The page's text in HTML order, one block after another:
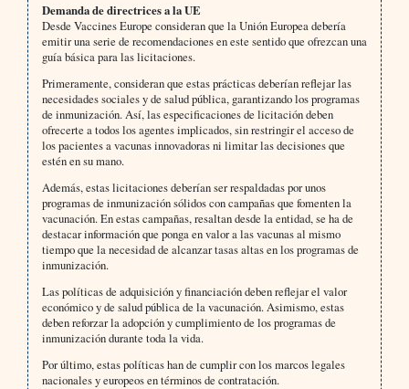
Demanda de directrices a la UE
Desde Vaccines Europe consideran que la Unión Europea debería
emitir una serie de recomendaciones en este sentido que ofrezcan una
guía básica para las licitaciones.
Primeramente, consideran que estas prácticas deberían reflejar las
necesidades sociales y de salud pública, garantizando los programas
de inmunización. Así, las especificaciones de licitación deben
ofrecerte a todos los agentes implicados, sin restringir el acceso de
los pacientes a vacunas innovadoras ni limitar las decisiones que
estén en su mano.
Además, estas licitaciones deberían ser respaldadas por unos
programas de inmunización sólidos con campañas que fomenten la
vacunación. En estas campañas, resaltan desde la entidad, se ha de
destacar información que ponga en valor a las vacunas al mismo
tiempo que la necesidad de alcanzar tasas altas en los programas de
inmunización.
Las políticas de adquisición y financiación deben reflejar el valor
económico y de salud pública de la vacunación. Asimismo, estas
deben reforzar la adopción y cumplimiento de los programas de
inmunización durante toda la vida.
Por último, estas políticas han de cumplir con los marcos legales
nacionales y europeos en términos de contratación.